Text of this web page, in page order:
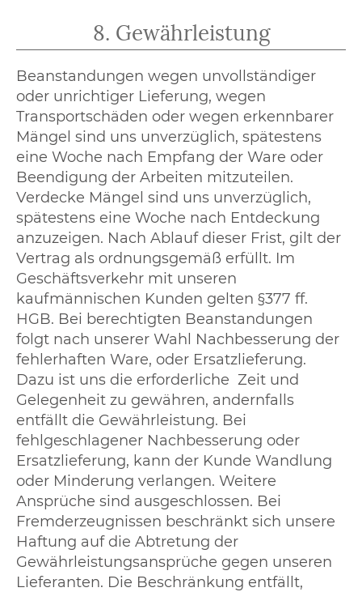
8. Gewährleistung
Beanstandungen wegen unvollständiger
oder unrichtiger Lieferung, wegen
Transportschäden oder wegen erkennbarer
Mängel sind uns unverzüglich, spätestens
eine Woche nach Empfang der Ware oder
Beendigung der Arbeiten mitzuteilen.
Verdecke Mängel sind uns unverzüglich,
spätestens eine Woche nach Entdeckung
anzuzeigen. Nach Ablauf dieser Frist, gilt der
Vertrag als ordnungsgemäß erfüllt. Im
Geschäftsverkehr mit unseren
kaufmännischen Kunden gelten §377 ff.
HGB. Bei berechtigten Beanstandungen
folgt nach unserer Wahl Nachbesserung der
fehlerhaften Ware, oder Ersatzlieferung.
Dazu ist uns die erforderliche Zeit und
Gelegenheit zu gewähren, andernfalls
entfällt die Gewährleistung. Bei
fehlgeschlagener Nachbesserung oder
Ersatzlieferung, kann der Kunde Wandlung
oder Minderung verlangen. Weitere
Ansprüche sind ausgeschlossen. Bei
Fremderzeugnissen beschränkt sich unsere
Haftung auf die Abtretung der
Gewährleistungsansprüche gegen unseren
Lieferanten. Die Beschränkung entfällt,